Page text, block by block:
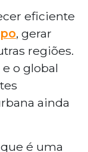
eficiente
, gerar
regiões.
o global
ainda
é uma